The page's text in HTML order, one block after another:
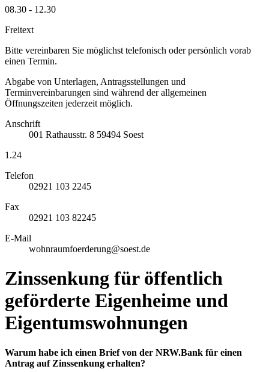
08.30 - 12.30
Freitext
Bitte vereinbaren Sie möglichst telefonisch oder persönlich vorab
einen Termin.
Abgabe von Unterlagen, Antragsstellungen und
Terminvereinbarungen sind während der allgemeinen
Öffnungszeiten jederzeit möglich.
Anschrift
001 Rathausstr. 8 59494 Soest
1.24
Telefon
02921 103 2245
Fax
02921 103 82245
E-Mail
wohnraumfoerderung@soest.de
Zinssenkung für öffentlich
geförderte Eigenheime und
Eigentumswohnungen
Warum habe ich einen Brief von der NRW.Bank für einen
Antrag auf Zinssenkung erhalten?